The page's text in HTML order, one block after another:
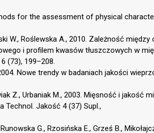
for the assessment of physical
W., Roślewska A., 2010. Zależność
i profilem kwasów tłuszczowych w
(73), 199–208.
Nowe trendy w badaniach jakości
Z., Urbaniak M., 2003. Mięsność i jakość
Technol. Jakość 4 (37) Supl.,
G., Rzosińska E., Grześ B.,